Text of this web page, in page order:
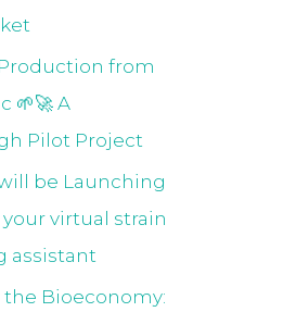
from
🌱🚀 A
Pilot Project
be Launching
virtual strain
assistant
Bioeconomy: